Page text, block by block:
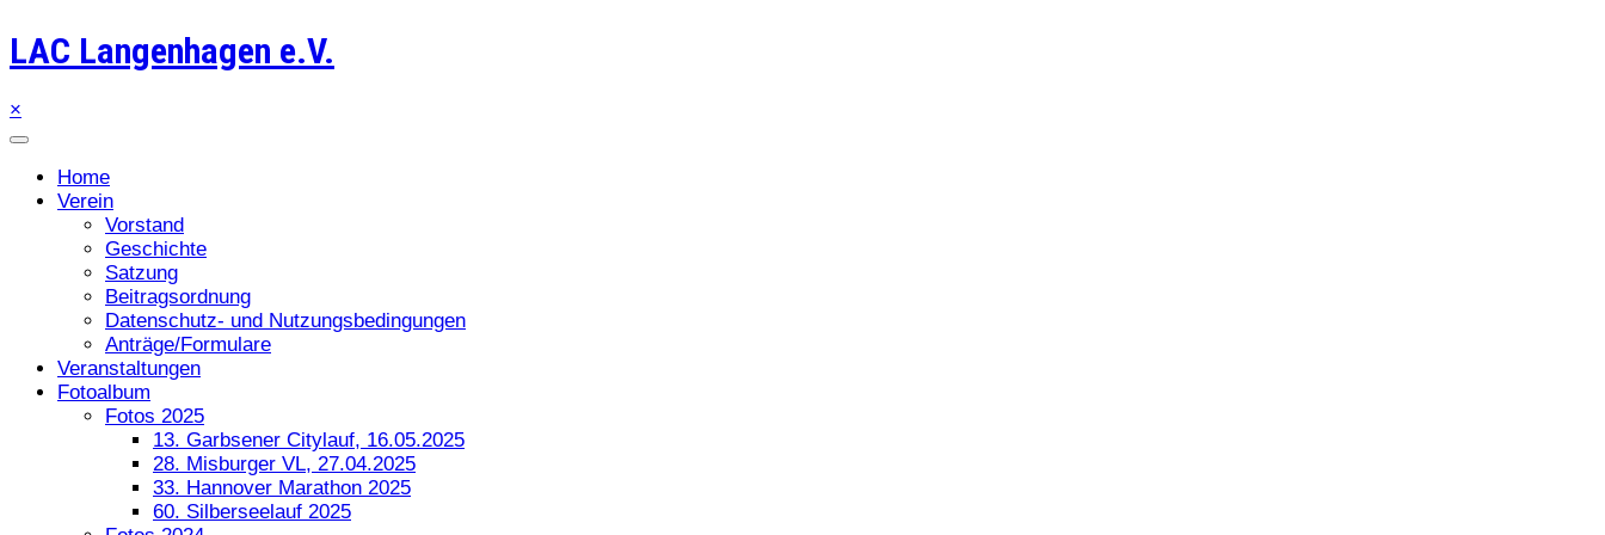
LAC Langenhagen e.V.
×
Home
Verein
Vorstand
Geschichte
Satzung
Beitragsordnung
Datenschutz- und Nutzungsbedingungen
Anträge/Formulare
Veranstaltungen
Fotoalbum
Fotos 2025
13. Garbsener Citylauf, 16.05.2025
28. Misburger VL, 27.04.2025
33. Hannover Marathon 2025
60. Silberseelauf 2025